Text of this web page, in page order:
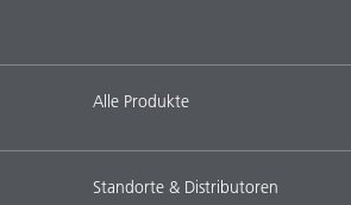
Alle Produkte
Standorte & Distributoren